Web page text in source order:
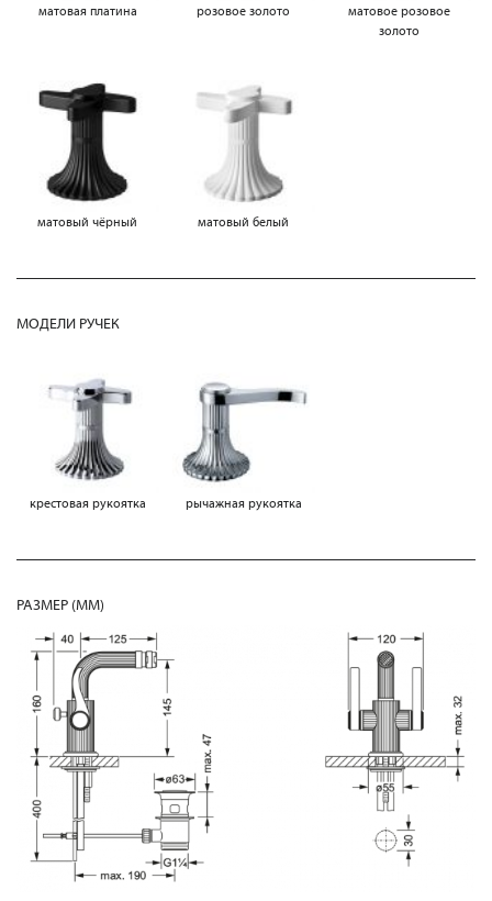
матовая платина розовое золото
матовое розовое
золото
матовый чёрный матовый белый
МОДЕЛИ РУЧЕК
крестовая рукоятка рычажная рукоятка
РАЗМЕР (MM)